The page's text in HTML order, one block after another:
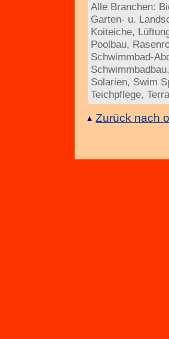
Alle Branchen:
Garten- u.
Koiteiche,
Poolbau,
Schwimmbad-
Schwimmbadbau,
Solarien, Swim
Teichpflege,
Zurück nach